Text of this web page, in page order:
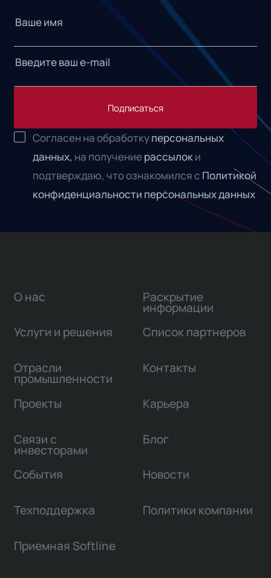
Подписаться
Согласен на обработкуперсональных
данных, на получениерассылоки
подтверждаю, что ознакомился с Политикой
конфиденциальности персональных данных
О нас
Услуги и решения
Отрасли
промышленности
Проекты
Связи с
инвесторами
Раскрытие
информации
Список партнеров
Контакты
Карьера
Блог
События Новости
Техподдержка Политики компании
Приемная Softline